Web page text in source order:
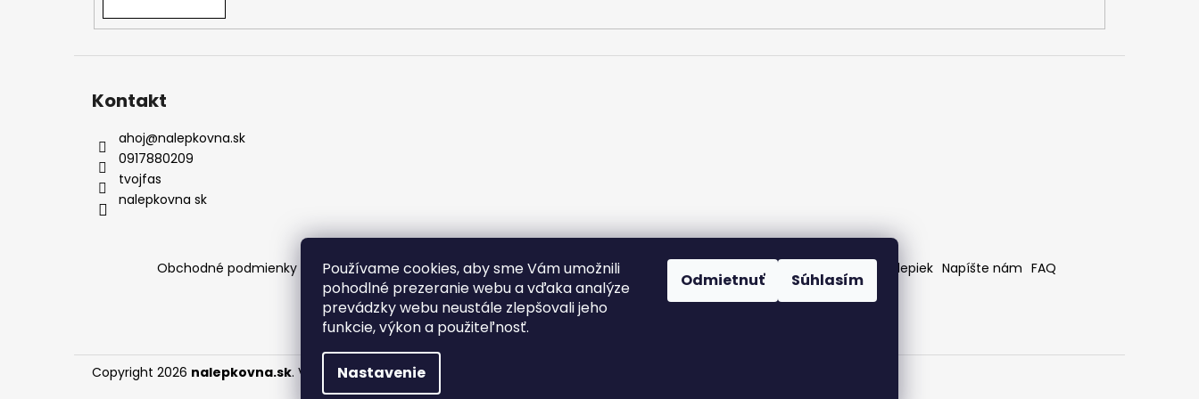
Používame cookies, aby sme Vám umožnili
pohodlné prezeranie webu a vďaka analýze
prevádzky webu neustále zlepšovali jeho
funkcie, výkon a použiteľnosť.
Nastavenie
Odmietnuť Súhlasím
podmienkach a pomôžeme vám s výberom.
Kontakt
ahoj@nalepkovna.sk
0917880209
tvojfas
nalepkovna sk
Obchodné podmienky Podmienky ochrany osobných údajov Kontakt Doprava a platba Podmienky vrátenia Bez nálepiek Napíšte nám FAQ
Nálepky na zákazku
Copyright 2026 nalepkovna.sk. Všetky práva vyhradené.